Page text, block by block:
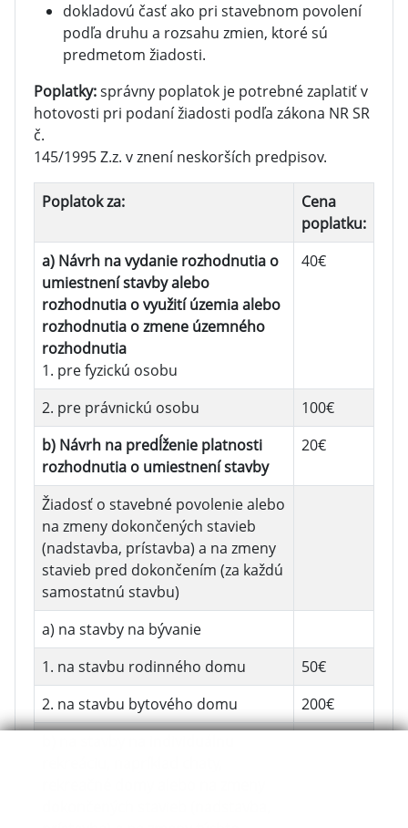
dokladovú časť ako pri stavebnom povolení
podľa druhu a rozsahu zmien, ktoré sú
predmetom žiadosti.
Poplatky:správny poplatok je potrebné zaplatiť v
hotovosti pri podaní žiadosti podľa zákona NR SR
č.
145/1995 Z.z. v znení neskorších predpisov.
Poplatok za:
Cena
poplatku:
a) Návrh na vydanie rozhodnutia o
umiestnení stavby alebo
rozhodnutia o využití územia alebo
rozhodnutia o zmene územného
rozhodnutia
1. pre fyzickú osobu
40€
2. pre právnickú osobu
100€
b) Návrh na predĺženie platnosti
rozhodnutia o umiestnení stavby
20€
Žiadosť o stavebné povolenie alebo
na zmeny dokončených stavieb
(nadstavba, prístavba) a na zmeny
stavieb pred dokončením (za každú
samostatnú stavbu)
a) na stavby na bývanie
1. na stavbu rodinného domu
50€
2. na stavbu bytového domu
200€